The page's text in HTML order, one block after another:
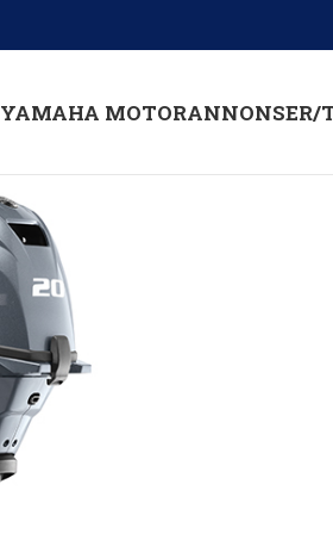
YAMAHA MOTORANNONSER/